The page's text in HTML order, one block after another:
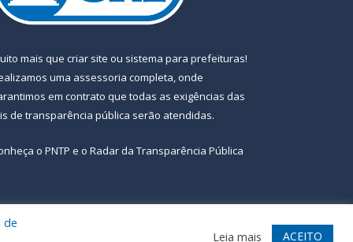
mais que criar site ou sistema para prefeituras!
uma assessoria completa, onde
em contrato que todas as exigências das
de transparência pública serão atendidas.
o PNTP e o Radar da Transparência Pública
Acessar Webmail
de
Leia mais ACEITO